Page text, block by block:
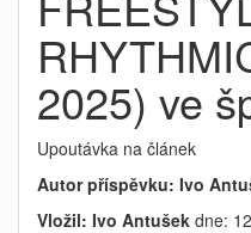
2025) ve
Upoutávka na článek
Autor příspěvku: Ivo
Vložil: Ivo Antušek dne: